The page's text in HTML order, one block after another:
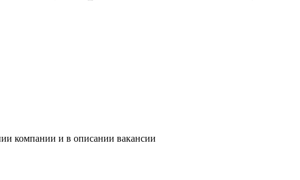
компании и в описании вакансии